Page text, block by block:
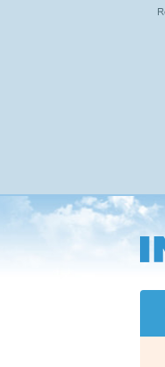
Přejít
na
hlavní
obsah